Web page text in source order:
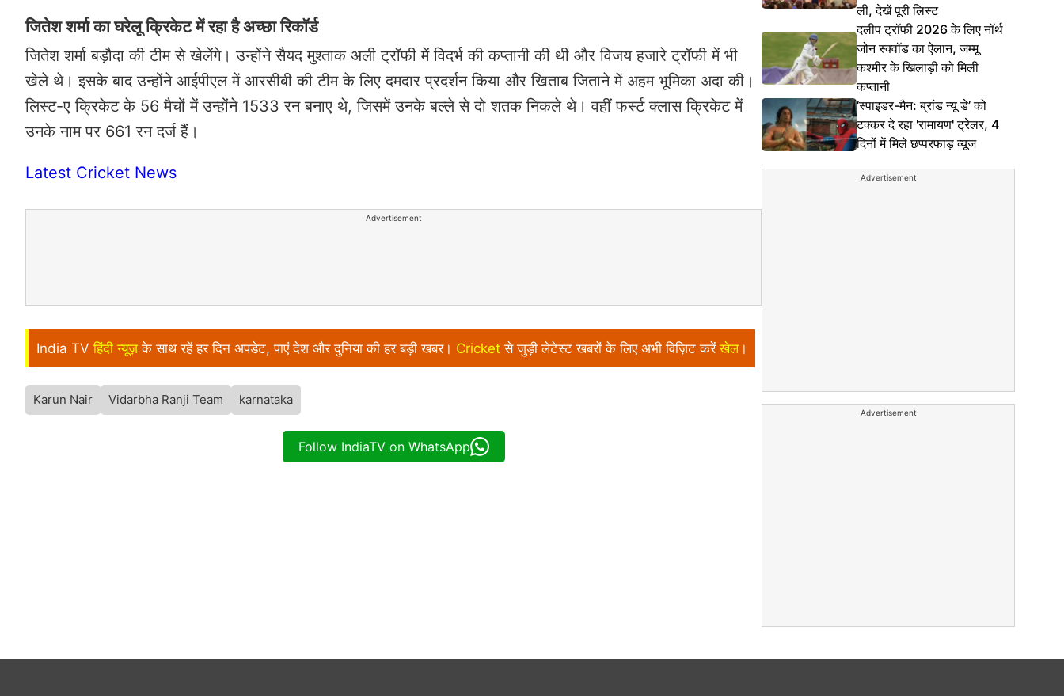
जितेश शर्मा का घरेलू क्रिकेट में रहा है अच्छा रिकॉर्ड
जितेश शर्मा बड़ौदा की टीम से खेलेंगे। उन्होंने सैयद मुश्ताक अली ट्रॉफी में विदर्भ की कप्तानी की थी और विजय हजारे ट्रॉफी में भी
खेले थे। इसके बाद उन्होंने आईपीएल में आरसीबी की टीम के लिए दमदार प्रदर्शन किया और खिताब जिताने में अहम भूमिका अदा की।
लिस्ट-ए क्रिकेट के 56 मैचों में उन्होंने 1533 रन बनाए थे, जिसमें उनके बल्ले से दो शतक निकले थे। वहीं फर्स्ट क्लास क्रिकेट में
उनके नाम पर 661 रन दर्ज हैं।
Latest Cricket News
Advertisement
India TV हिंदी न्यूज़ के साथ रहें हर दिन अपडेट, पाएं देश और दुनिया की हर बड़ी खबर। Cricket से जुड़ी लेटेस्ट खबरों के लिए अभी विज़िट करें खेल।
Karun Nair Vidarbha Ranji Team karnataka
Follow IndiaTV on WhatsApp
ली, देखें पूरी लिस्ट
दलीप ट्रॉफी 2026 के लिए नॉर्थ
जोन स्क्वॉड का ऐलान, जम्मू
कश्मीर के खिलाड़ी को मिली
कप्तानी
‘स्पाइडर-मैन: ब्रांड न्यू डे’ को
टक्कर दे रहा 'रामायण' ट्रेलर, 4
दिनों में मिले छप्परफाड़ व्यूज
Advertisement
Advertisement